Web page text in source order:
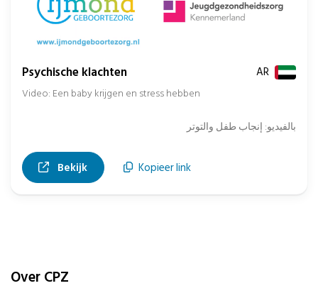
Psychische klachten AR
Video: Een baby krijgen en stress hebben
بالفيديو: إنجاب طفل والتوتر
Bekijk, opent in nieuw tabblad
Kopieer link
Over CPZ